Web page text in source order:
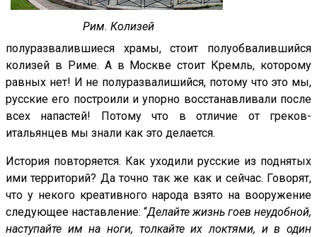
Рим. Колизей
полуразвалившиеся храмы, стоит полуобвалившийся
колизей в Риме. А в Москве стоит Кремль, которому
равных нет! И не полуразвалишийся, потому что это мы,
русские его построили и упорно восстанавливали после
всех напастей! Потому что в отличие от греков-
итальянцев мы знали как это делается.
История повторяется. Как уходили русские из поднятых
ими территорий? Да точно так же как и сейчас. Говорят,
что у некого креативного народа взято на вооружение
следующее наставление: “Делайте жизнь гоев неудобной,
наступайте им на ноги, толкайте их локтями, и в один